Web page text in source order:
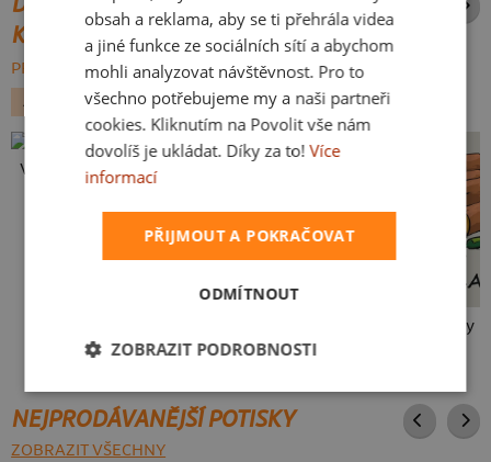
KATEGORIE
PROCHÁZET VŠE:
ALKOHOL
VÁNOCE
Vlastní potisk
Mám kulatiny
NEJPRODÁVANĚJŠÍ POTISKY
ZOBRAZIT VŠECHNY
obsah a reklama, aby se ti přehrála videa
a jiné funkce ze sociálních sítí a abychom
mohli analyzovat návštěvnost. Pro to
všechno potřebujeme my a naši partneři
cookies. Kliknutím na Povolit vše nám
dovolíš je ukládat. Díky za to! Více
informací
PŘIJMOUT A POKRAČOVAT
ODMÍTNOUT
ZOBRAZIT PODROBNOSTI